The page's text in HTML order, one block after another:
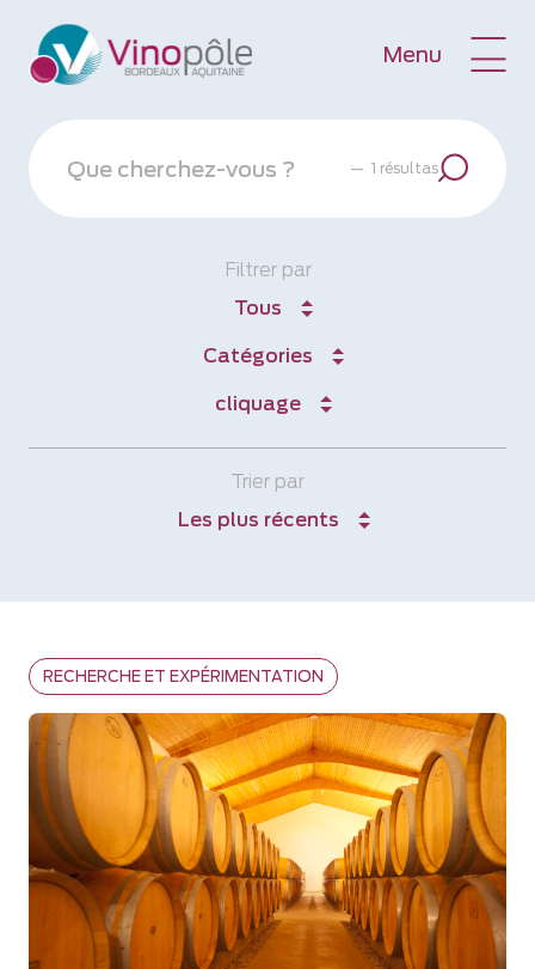
Menu
— 1 résultas
Filtrer par
Tous
Catégories
cliquage
Trier par
Les plus récents
RECHERCHE ET EXPÉRIMENTATION